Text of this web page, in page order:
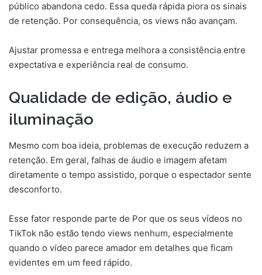
público abandona cedo. Essa queda rápida piora os sinais
de retenção. Por consequência, os views não avançam.
Ajustar promessa e entrega melhora a consistência entre
expectativa e experiência real de consumo.
Qualidade de edição, áudio e
iluminação
Mesmo com boa ideia, problemas de execução reduzem a
retenção. Em geral, falhas de áudio e imagem afetam
diretamente o tempo assistido, porque o espectador sente
desconforto.
Esse fator responde parte de Por que os seus vídeos no
TikTok não estão tendo views nenhum, especialmente
quando o vídeo parece amador em detalhes que ficam
evidentes em um feed rápido.